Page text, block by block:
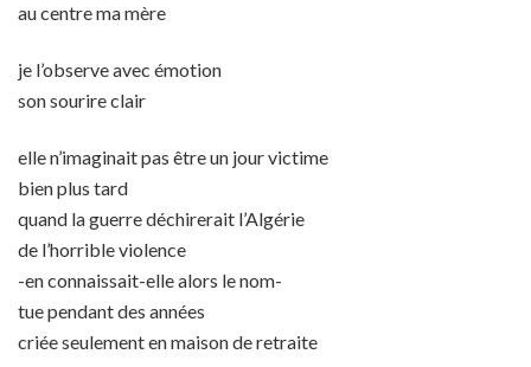
au centre ma mère
je l’observe avec émotion
son sourire clair
elle n’imaginait pas être un jour victime
bien plus tard
quand la guerre déchirerait l’Algérie
de l’horrible violence
-en connaissait-elle alors le nom-
tue pendant des années
criée seulement en maison de retraite